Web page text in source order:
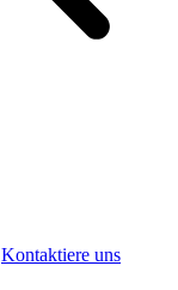
Kontaktiere uns